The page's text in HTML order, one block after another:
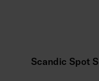
Scandic Spot S